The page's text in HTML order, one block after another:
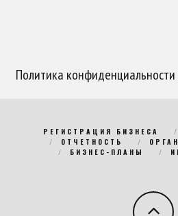
Политика
РЕГИСТРАЦИЯ БИЗНЕСА
ОТЧЕТНОСТЬ
БИЗНЕС-ПЛАНЫ